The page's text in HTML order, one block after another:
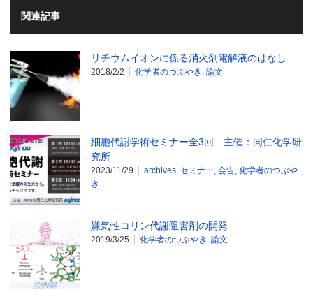
関連記事
リチウムイオンに係る消火剤電解液のはなし
2018/2/2 化学者のつぶやき , 論文
細胞代謝学術セミナー全3回 主催：同仁化学研
究所
2023/11/29 archives, セミナー, 会告, 化学者のつぶや
き
嫌気性コリン代謝阻害剤の開発
2019/3/25 化学者のつぶやき , 論文